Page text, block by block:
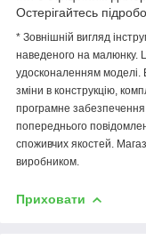
Остерігайтесь
* Зовнішній вигляд
наведеного на малюнку.
удосконаленням
зміни в конструкцію,
програмне забезпечення
попереднього
споживчих якостей.
виробником.
Приховати